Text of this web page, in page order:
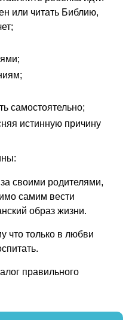
или читать Библию,
самостоятельно;
истинную причину
своими родителями,
самим вести
образ жизни.
что только в любви
правильного